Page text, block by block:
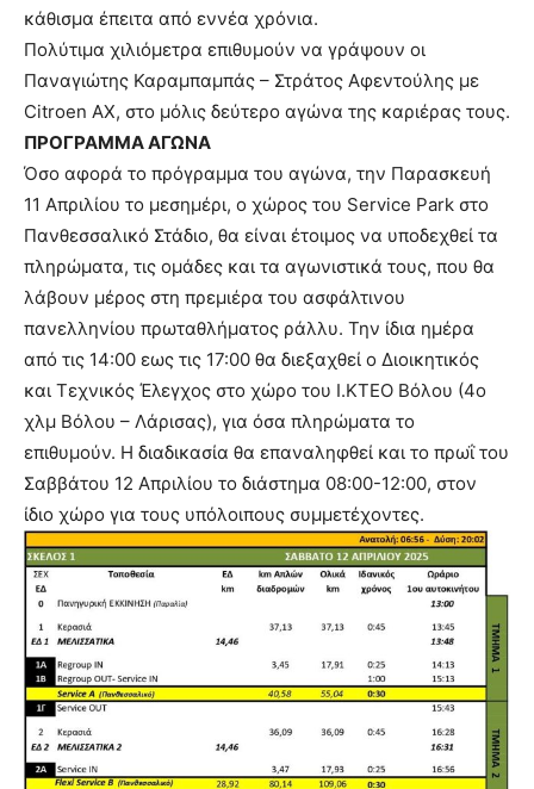
κάθισμα έπειτα από εννέα χρόνια.
Πολύτιμα χιλιόμετρα επιθυμούν να γράψουν οι
Παναγιώτης Καραμπαμπάς – Στράτος Αφεντούλης με
Citroen AX, στο μόλις δεύτερο αγώνα της καριέρας τους.
ΠΡΟΓΡΑΜΜΑ ΑΓΩΝΑ
Όσο αφορά το πρόγραμμα του αγώνα, την Παρασκευή
11 Απριλίου το μεσημέρι, ο χώρος του Service Park στο
Πανθεσσαλικό Στάδιο, θα είναι έτοιμος να υποδεχθεί τα
πληρώματα, τις ομάδες και τα αγωνιστικά τους, που θα
λάβουν μέρος στη πρεμιέρα του ασφάλτινου
πανελληνίου πρωταθλήματος ράλλυ. Την ίδια ημέρα
από τις 14:00 εως τις 17:00 θα διεξαχθεί ο Διοικητικός
και Τεχνικός Έλεγχος στο χώρο του Ι.ΚΤΕΟ Βόλου (4ο
χλμ Βόλου – Λάρισας), για όσα πληρώματα το
επιθυμούν. Η διαδικασία θα επαναληφθεί και το πρωΐ του
Σαββάτου 12 Απριλίου το διάστημα 08:00-12:00, στον
ίδιο χώρο για τους υπόλοιπους συμμετέχοντες.